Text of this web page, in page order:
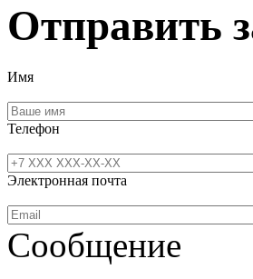
Отправить
Имя
Телефон
Электронная почта
Сообщение